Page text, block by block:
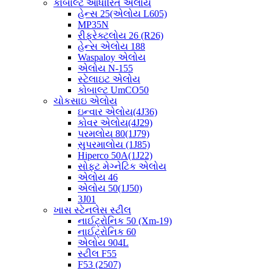
કોબાલ્ટ આધારિત એલોય
હેન્સ 25(એલોય L605)
MP35N
રીફ્રેક્ટલોય 26 (R26)
હેન્સ એલોય 188
Waspaloy એલોય
એલોય N-155
સ્ટેલાઇટ એલોય
કોબાલ્ટ UmCO50
ચોકસાઇ એલોય
ઇન્વાર એલોય(4J36)
કોવર એલોય(4J29)
પરમલોય 80(1J79)
સુપરમાલોય (1J85)
Hiperco 50A(1J22)
સોફ્ટ મેગ્નેટિક એલોય
એલોય 46
એલોય 50(1J50)
3J01
ખાસ સ્ટેનલેસ સ્ટીલ
નાઈટ્રોનિક 50 (Xm-19)
નાઈટ્રોનિક 60
એલોય 904L
સ્ટીલ F55
F53 (2507)